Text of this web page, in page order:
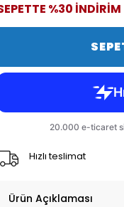
%30 İNDİRİM
Hızlı teslimat
Ürün Açıklaması